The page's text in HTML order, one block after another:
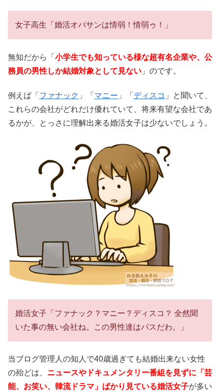
女子高生「婚活オバサンは情弱！情弱ゥ！」
無知だから「 小学生でも知っている様な超有名企業や、公
務員の男性しか結婚対象として見ない 」のです。
例えば「 ファナック 」「 マニー 」「 ディスコ 」と聞いて、
これらの会社がどれだけ優れていて、将来有望な会社であ
るかが、とっさに理解出来る婚活女子は少ないでしょう。
婚活女子「ファナック？マニー？ディスコ？ 全然聞
いた事の無い会社ね。この男性達はパスだわ。」
当ブログ管理人の知人で40歳過ぎても結婚出来ない女性
の殆どは、 ニュースやドキュメンタリー番組を見ずに「芸
能、お笑い、韓流ドラマ」ばかり見ている婚活女子が多い